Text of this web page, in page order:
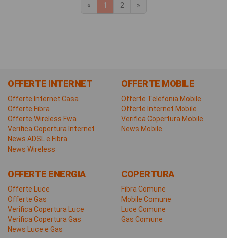
« 1 2 »
OFFERTE INTERNET
Offerte Internet Casa
Offerte Fibra
Offerte Wireless Fwa
Verifica Copertura Internet
News ADSL e Fibra
News Wireless
OFFERTE MOBILE
Offerte Telefonia Mobile
Offerte Internet Mobile
Verifica Copertura Mobile
News Mobile
OFFERTE ENERGIA
Offerte Luce
Offerte Gas
Verifica Copertura Luce
Verifica Copertura Gas
News Luce e Gas
COPERTURA
Fibra Comune
Mobile Comune
Luce Comune
Gas Comune